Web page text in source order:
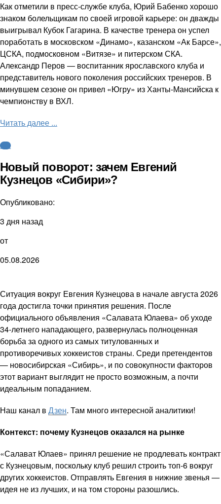
Как отметили в пресс-службе клуба, Юрий Бабенко хорошо
знаком болельщикам по своей игровой карьере: он дважды
выигрывал Кубок Гагарина. В качестве тренера он успел
поработать в московском «Динамо», казанском «Ак Барсе»,
ЦСКА, подмосковном «Витязе» и питерском СКА.
Александр Перов — воспитанник ярославского клуба и
представитель нового поколения российских тренеров. В
минувшем сезоне он привел «Югру» из Ханты-Мансийска к
чемпионству в ВХЛ.
Читать далее ...
КХЛ
Новый поворот: зачем Евгений
Кузнецов «Сибири»?
Опубликовано:
3 дня назад
от
05.08.2026
Ситуация вокруг Евгения Кузнецова в начале августа 2026
года достигла точки принятия решения. После
официального объявления «Салавата Юлаева» об уходе
34-летнего нападающего, развернулась полноценная
борьба за одного из самых титулованных и
противоречивых хоккеистов страны. Среди претендентов
— новосибирская «Сибирь», и по совокупности факторов
этот вариант выглядит не просто возможным, а почти
идеальным попаданием.
Наш канал в Дзен. Там много интересной аналитики!
Контекст: почему Кузнецов оказался на рынке
«Салават Юлаев» принял решение не продлевать контракт
с Кузнецовым, поскольку клуб решил строить топ-6 вокруг
других хоккеистов. Отправлять Евгения в нижние звенья —
идея не из лучших, и на том стороны разошлись.